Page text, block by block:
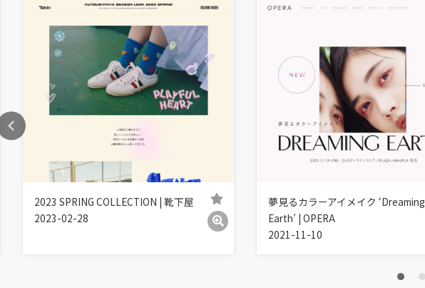
2023 SPRING COLLECTION | 靴下屋
2023-02-28
夢見るカラーアイメイク ‘Dreaming
Earth’ | OPERA
2021-11-10